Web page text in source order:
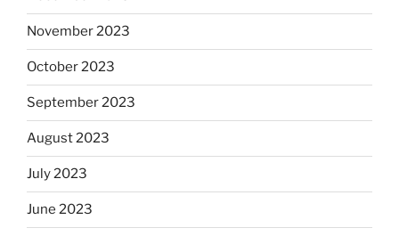
November 2023
October 2023
September 2023
August 2023
July 2023
June 2023